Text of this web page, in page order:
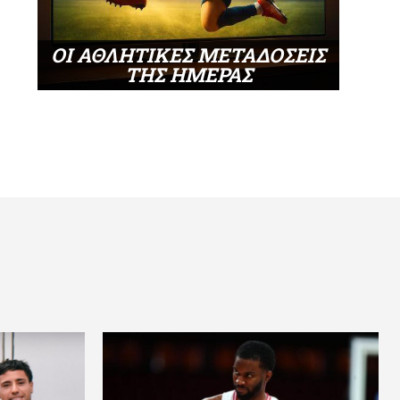
ΟΙ ΑΘΛΗΤΙΚΕΣ ΜΕΤΑΔΟΣΕΙΣ
ΤΗΣ ΗΜΕΡΑΣ